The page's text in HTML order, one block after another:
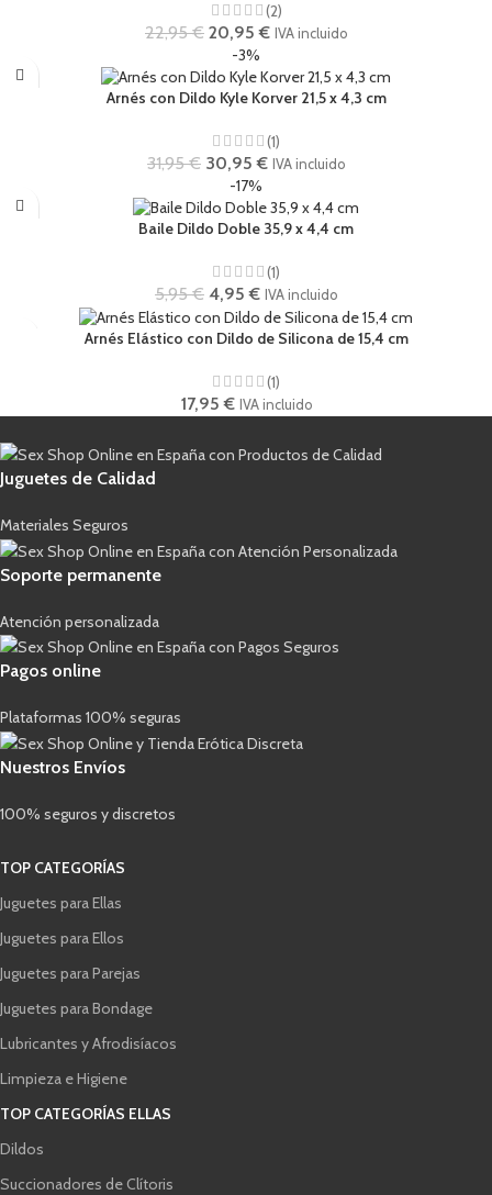
(2)
22,95€ 20,95€ IVA incluido
-3%
Arnés con Dildo Kyle Korver 21,5 x 4,3 cm
(1)
31,95€ 30,95€ IVA incluido
-17%
Baile Dildo Doble 35,9 x 4,4 cm
(1)
5,95€ 4,95€ IVA incluido
Arnés Elástico con Dildo de Silicona de 15,4 cm
(1)
17,95€ IVA incluido
Juguetes de Calidad
Materiales Seguros
Soporte permanente
Atención personalizada
Pagos online
Plataformas 100% seguras
Nuestros Envíos
100% seguros y discretos
TOP CATEGORÍAS
Juguetes para Ellas
Juguetes para Ellos
Juguetes para Parejas
Juguetes para Bondage
Lubricantes y Afrodisíacos
Limpieza e Higiene
TOP CATEGORÍAS ELLAS
Dildos
Succionadores de Clítoris